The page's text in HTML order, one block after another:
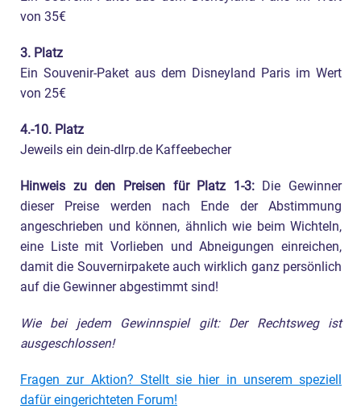
von 35€
3. Platz
Ein Souvenir-Paket aus dem Disneyland Paris im Wert
von 25€
4.-10. Platz
Jeweils ein dein-dlrp.de Kaffeebecher
Hinweis zu den Preisen für Platz 1-3:Die Gewinner
dieser Preise werden nach Ende der Abstimmung
angeschrieben und können, ähnlich wie beim Wichteln,
eine Liste mit Vorlieben und Abneigungen einreichen,
damit die Souvernirpakete auch wirklich ganz persönlich
auf die Gewinner abgestimmt sind!
Wie bei jedem Gewinnspiel gilt: Der Rechtsweg ist
ausgeschlossen!
Fragen zur Aktion? Stellt sie hier in unserem speziell
dafür eingerichteten Forum!